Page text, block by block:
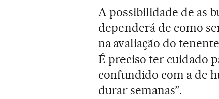
A possibilidade de as
dependerá de como
na avaliação do
É preciso ter cuidado
confundido com a de
durar semanas”.